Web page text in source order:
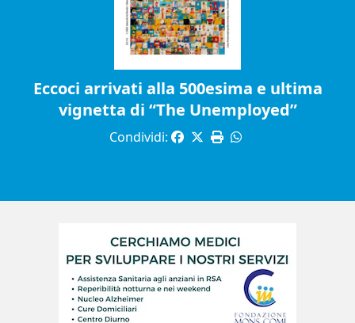
Eccoci arrivati alla 500esima e ultima
vignetta di “The Unemployed”
Condividi: